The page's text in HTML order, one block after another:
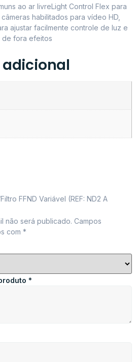
ao ar livreLight Control Flex para
habilitados para vídeo HD,
ajustar facilmente controle de luz e
de fora efeitos
FFND Variável (REF: ND2 A
não será publicado. Campos
com *
*